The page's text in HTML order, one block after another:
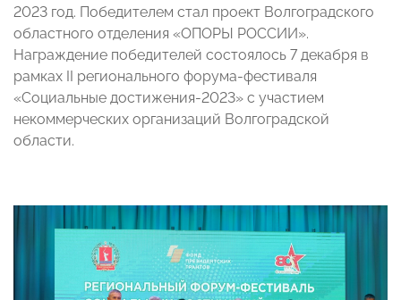
2023 год. Победителем стал проект Волгоградского
областного отделения «ОПОРЫ РОССИИ».
Награждение победителей состоялось 7 декабря в
рамках II регионального форума-фестиваля
«Социальные достижения-2023» с участием
некоммерческих организаций Волгоградской
области.